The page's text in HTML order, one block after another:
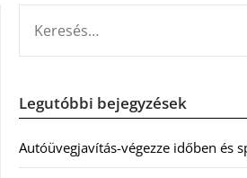
Legutóbbi bejegyzések
Autóüvegjavítás-végezze időben és